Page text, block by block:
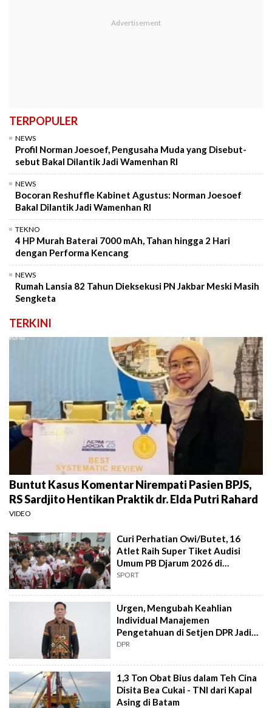
TERPOPULER
NEWS
Profil Norman Joesoef, Pengusaha Muda yang Disebut-
sebut Bakal Dilantik Jadi Wamenhan RI
NEWS
Bocoran Reshuffle Kabinet Agustus: Norman Joesoef
Bakal Dilantik Jadi Wamenhan RI
TEKNO
4 HP Murah Baterai 7000 mAh, Tahan hingga 2 Hari
dengan Performa Kencang
NEWS
Rumah Lansia 82 Tahun Dieksekusi PN Jakbar Meski Masih
Sengketa
TERKINI
Buntut Kasus Komentar Nirempati Pasien BPJS,
RS Sardjito Hentikan Praktik dr. Elda Putri Rahard
VIDEO
Curi Perhatian Owi/Butet, 16
Atlet Raih Super Tiket Audisi
Umum PB Djarum 2026 di
Makassar
SPORT
Urgen, Mengubah Keahlian
Individual Manajemen
Pengetahuan di Setjen DPR Jadi
Kekuatan Institusional
DPR
1,3 Ton Obat Bius dalam Teh Cina
Disita Bea Cukai - TNI dari Kapal
Asing di Batam